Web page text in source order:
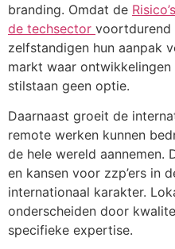
branding. Omdat de
de techsector voortdurend
zelfstandigen hun aanpak
markt waar
stilstaan geen optie.
Daarnaast groeit de
remote werken kunnen
de hele wereld aannemen.
en kansen voor zzp’ers in
internationaal karakter.
onderscheiden door
specifieke expertise.